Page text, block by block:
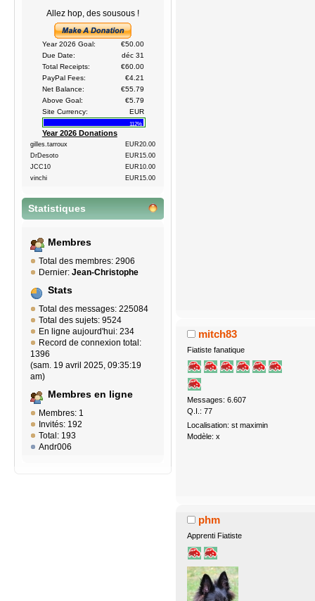
Allez hop, des sousous !
Year 2026 Goal:
€50.00
Due Date:
déc 31
Total Receipts:
€60.00
PayPal Fees:
€4.21
Net Balance:
€55.79
Above Goal:
€5.79
Site Currency:
EUR
112%
Year 2026 Donations
gilles.tarroux
EUR20.00
DrDesoto
EUR15.00
JCC10
EUR10.00
vinchi
EUR15.00
Statistiques
Membres
Total des membres: 2906
Dernier: Jean-Christophe
Stats
Total des messages: 225084
Total des sujets: 9524
En ligne aujourd'hui: 234
Record de connexion total:
1396
(sam. 19 avril 2025, 09:35:19
am)
Membres en ligne
Membres: 1
Invités: 192
Total: 193
Andr006
mitch83
Fiatiste fanatique
Messages: 6.607
Q.I.: 77
Localisation: st maximin
Modèle: x
phm
Apprenti Fiatiste